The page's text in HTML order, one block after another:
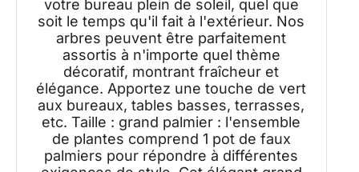
votre bureau plein de soleil, quel que
soit le temps qu'il fait à l'extérieur. Nos
arbres peuvent être parfaitement
assortis à n'importe quel thème
décoratif, montrant fraîcheur et
élégance. Apportez une touche de vert
aux bureaux, tables basses, terrasses,
etc. Taille : grand palmier : l'ensemble
de plantes comprend 1 pot de faux
palmiers pour répondre à différentes